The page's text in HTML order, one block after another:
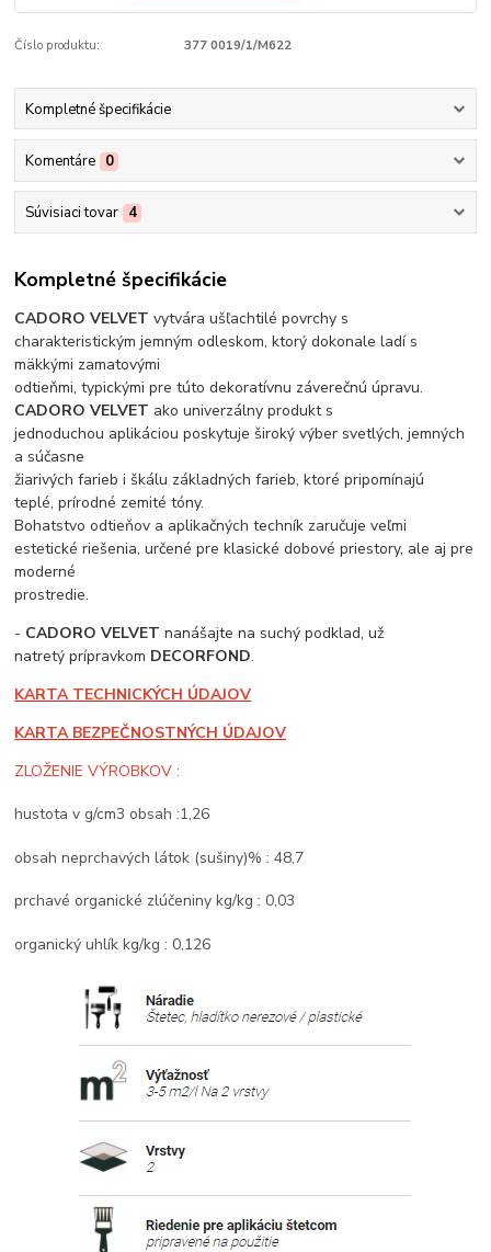
Číslo produktu: 377 0019/1/M622
Kompletné špecifikácie
Komentáre 0
Súvisiaci tovar 4
Kompletné špecifikácie
CADORO VELVET vytvára ušľachtilé povrchy s
charakteristickým jemným odleskom, ktorý dokonale ladí s
mäkkými zamatovými
odtieňmi, typickými pre túto dekoratívnu záverečnú úpravu.
CADORO VELVET ako univerzálny produkt s
jednoduchou aplikáciou poskytuje široký výber svetlých, jemných
a súčasne
žiarivých farieb i škálu základných farieb, ktoré pripomínajú
teplé, prírodné zemité tóny.
Bohatstvo odtieňov a aplikačných techník zaručuje veľmi
estetické riešenia, určené pre klasické dobové priestory, ale aj pre
moderné
prostredie.
- CADORO VELVET nanášajte na suchý podklad, už
natretý prípravkom DECORFOND.
KARTA TECHNICKÝCH ÚDAJOV
KARTA BEZPEČNOSTNÝCH ÚDAJOV
ZLOŽENIE VÝROBKOV :
hustota v g/cm3 obsah :1,26
obsah neprchavých látok (sušiny)% : 48,7
prchavé organické zlúčeniny kg/kg : 0,03
organický uhlík kg/kg : 0,126